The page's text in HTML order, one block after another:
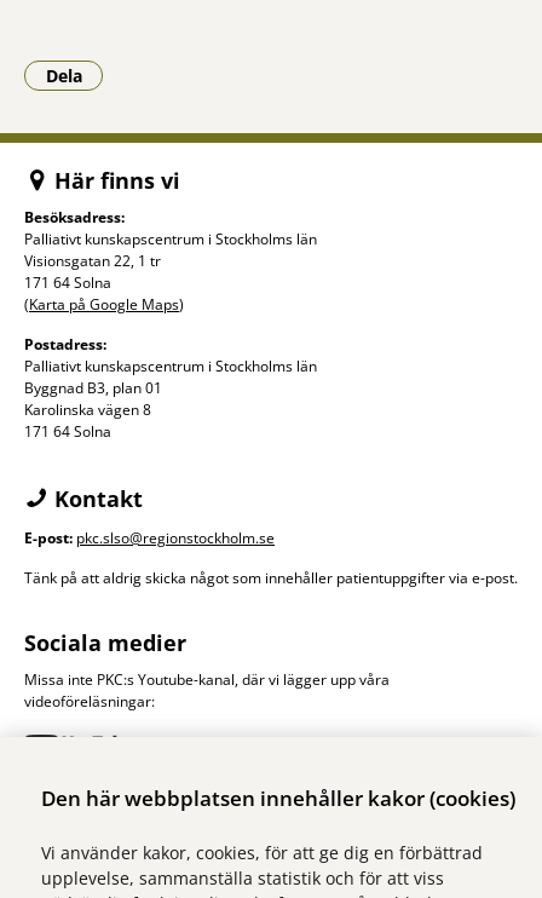
Den här webbplatsen innehåller kakor (cookies)
Vi använder kakor, cookies, för att ge dig en förbättrad
upplevelse, sammanställa statistik och för att viss
Dela
- Klicka för att öppna delningsalternativ.
Här finns vi
Besöksadress:
Palliativt kunskapscentrum i Stockholms län
Visionsgatan 22, 1 tr
171 64 Solna
(Karta på Google Maps)
Postadress:
Palliativt kunskapscentrum i Stockholms län
Byggnad B3, plan 01
Karolinska vägen 8
171 64 Solna
Kontakt
E-post: pkc.slso@regionstockholm.se
Tänk på att aldrig skicka något som innehåller patientuppgifter via e-post.
Sociala medier
Missa inte PKC:s Youtube-kanal, där vi lägger upp våra
videoföreläsningar:
Du hittar oss också här:
Facebook